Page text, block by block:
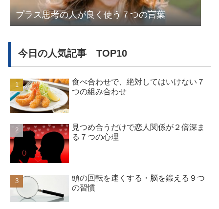
プラス思考の人が良く使う７つの言葉
今日の人気記事 TOP10
食べ合わせで、絶対してはいけない７
つの組み合わせ
見つめ合うだけで恋人関係が２倍深ま
る７つの心理
頭の回転を速くする・脳を鍛える９つ
の習慣